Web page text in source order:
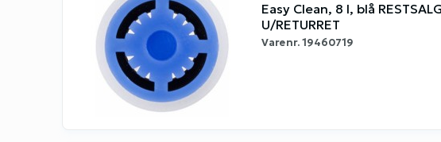
Easy Clean, 8 l, blå RESTSALG
U/RETURRET
Varenr.19460719